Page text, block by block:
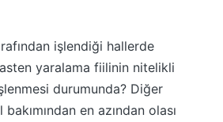
işlendiği hallerde
yaralama fiilinin nitelikli
durumunda? Diğer
en azından olası